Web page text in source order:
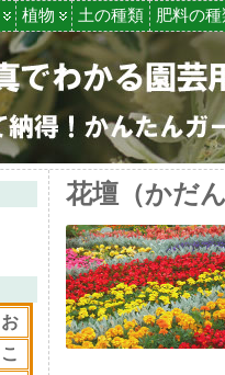
植物 土の種類 肥料の種
お
こ
花壇（かだん